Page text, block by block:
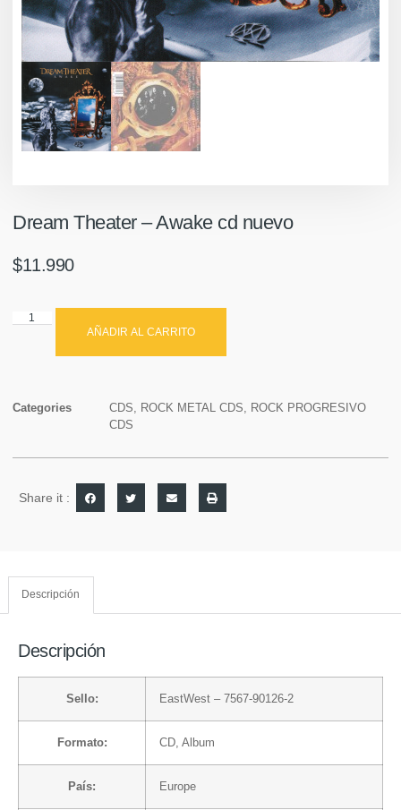
Dream Theater – Awake cd nuevo
$11.990
AÑADIR AL CARRITO
Categories CDS ROCK METAL CDS
ROCK PROGRESIVO
CDS
Share it :
Descripción
Descripción
Sello: EastWest – 7567-90126-2
Formato: CD, Album
País: Europe